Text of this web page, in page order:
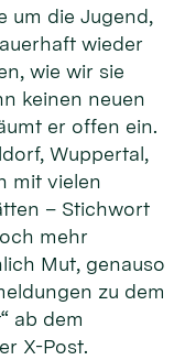
um die Jugend,
wieder
wie wir sie
keinen neuen
er offen ein.
Wuppertal,
mit vielen
– Stichwort
mehr
Mut, genauso
zu dem
ab dem
X-Post.